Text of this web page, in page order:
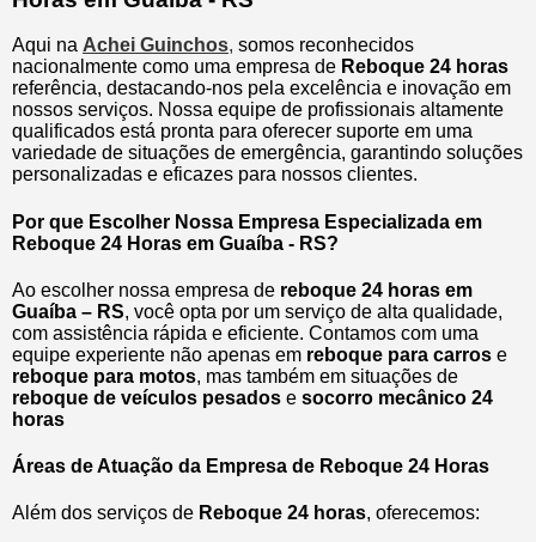
Aqui na Achei Guinchos, somos reconhecidos
nacionalmente como uma empresa de Reboque 24 horas
referência, destacando-nos pela excelência e inovação em
nossos serviços. Nossa equipe de profissionais altamente
qualificados está pronta para oferecer suporte em uma
variedade de situações de emergência, garantindo soluções
personalizadas e eficazes para nossos clientes.
Por que Escolher Nossa Empresa Especializada em
Reboque 24 Horas em Guaíba - RS?
Ao escolher nossa empresa de reboque 24 horas em
Guaíba – RS, você opta por um serviço de alta qualidade,
com assistência rápida e eficiente. Contamos com uma
equipe experiente não apenas em reboque para carros e
reboque para motos, mas também em situações de
reboque de veículos pesados e socorro mecânico 24
horas
Áreas de Atuação da Empresa de Reboque 24 Horas
Além dos serviços de Reboque 24 horas, oferecemos: